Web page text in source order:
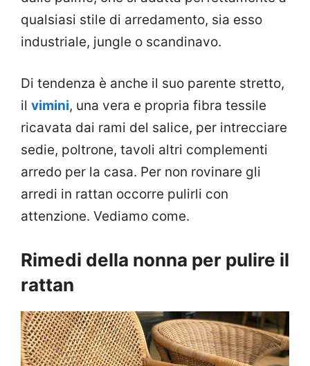
qualsiasi stile di arredamento, sia esso
industriale, jungle o scandinavo.
Di tendenza è anche il suo parente stretto,
il vimini, una vera e propria fibra tessile
ricavata dai rami del salice, per intrecciare
sedie, poltrone, tavoli altri complementi
arredo per la casa. Per non rovinare gli
arredi in rattan occorre pulirli con
attenzione. Vediamo come.
Rimedi della nonna per pulire il
rattan